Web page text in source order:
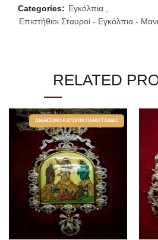
Categories: Εγκόλπια
Επιστήθιοι Σταυροί - Εγκόλπια -
RELATED
ΔΙΑΘΈΣΙΜΟ ΚΑΤΌΠΙΝ ΠΑΡΑΓΓΕΛΊΑΣ